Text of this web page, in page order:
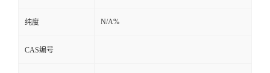
纯度 N/A%
CAS编号